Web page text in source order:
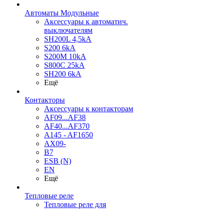
Автоматы Модульные
Аксессуары к автоматич.
выключателям
SH200L 4,5kA
S200 6kA
S200M 10kA
S800C 25kA
SH200 6kA
Ещё
Контакторы
Аксессуары к контакторам
AF09...AF38
AF40...AF370
A145 - AF1650
AX09-
B7
ESB (N)
EN
Ещё
Тепловые реле
Тепловые реле для